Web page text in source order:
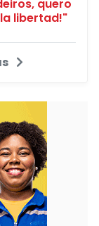
quero
libertad!"